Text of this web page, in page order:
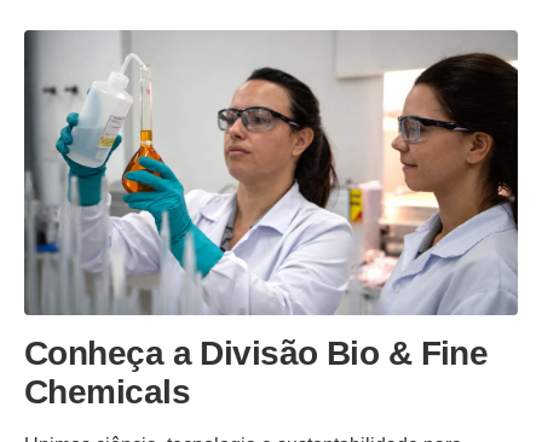
Conheça a Divisão Bio & Fine
Chemicals